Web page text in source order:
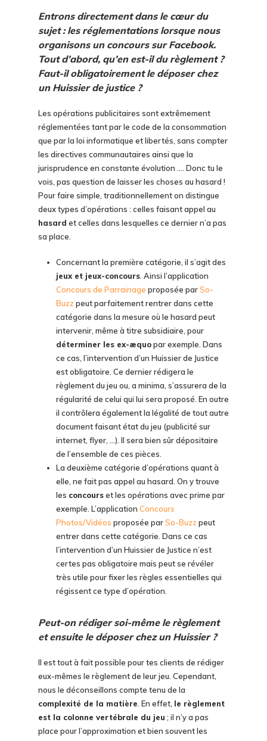
Entrons directement dans le cœur du
sujet : les réglementations lorsque nous
organisons un concours sur Facebook.
Tout d’abord, qu’en est-il du règlement ?
Faut-il obligatoirement le déposer chez
un Huissier de justice ?
Les opérations publicitaires sont extrêmement
réglementées tant par le code de la consommation
que par la loi informatique et libertés, sans compter
les directives communautaires ainsi que la
jurisprudence en constante évolution …. Donc tu le
vois, pas question de laisser les choses au hasard !
Pour faire simple, traditionnellement on distingue
deux types d’opérations : celles faisant appel au
hasard et celles dans lesquelles ce dernier n’a pas
sa place.
Concernant la première catégorie, il s’agit des
jeux et jeux-concours . Ainsi l’application
Concours de Parrainage proposée parSo-
Buzz peut parfaitement rentrer dans cette
catégorie dans la mesure où le hasard peut
intervenir, même à titre subsidiaire, pour
déterminer les ex-æquopar exemple. Dans
ce cas, l’intervention d’un Huissier de Justice
est obligatoire. Ce dernier rédigera le
règlement du jeu ou, a minima, s’assurera de la
régularité de celui qui lui sera proposé. En outre
il contrôlera également la légalité de tout autre
document faisant état du jeu (publicité sur
internet, flyer, …). Il sera bien sûr dépositaire
de l’ensemble de ces pièces.
La deuxième catégorie d’opérations quant à
elle, ne fait pas appel au hasard. On y trouve
les concourset les opérations avec prime par
exemple. L’application Concours
Photos/Vidéos proposée parSo-Buzz peut
entrer dans cette catégorie. Dans ce cas
l’intervention d’un Huissier de Justice n’est
certes pas obligatoire mais peut se révéler
très utile pour fixer les règles essentielles qui
régissent ce type d’opération.
Peut-on rédiger soi-même le règlement
et ensuite le déposer chez un Huissier ?
Il est tout à fait possible pour tes clients de rédiger
eux-mêmes le règlement de leur jeu. Cependant,
nous le déconseillons compte tenu de la
complexité de la matière . En effet, le règlement
est la colonne vertébrale du jeu ; il n’y a pas
place pour l’approximation et bien souvent les